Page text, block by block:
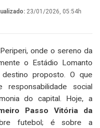
23/01/2026, 05:54h
onde o sereno da
o Estádio Lomanto
proposto. O que
social
do capital. Hoje, a
Passo Vitória da
futebol; é sobre a